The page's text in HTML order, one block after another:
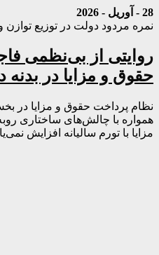
28 - آوریل - 2026
نمره مردود دولت در توزیع توازن
روایتی از بی‌نظمی
حقوق و مزایا در بدنه
نظام پرداخت حقوق و مزایا در
همواره با چالش‌های ساختاری
مزایا با تورم سالیانه افزایش